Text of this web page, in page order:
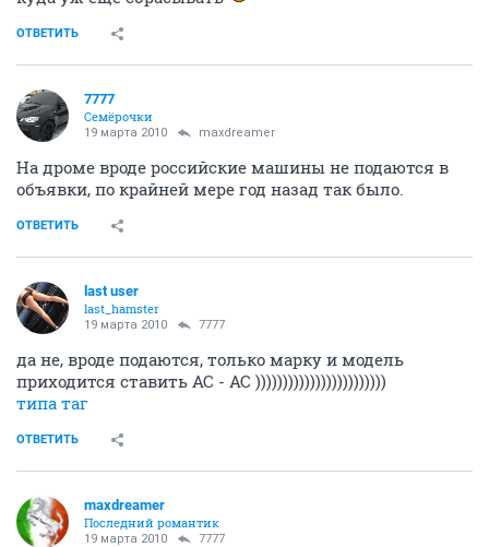
ОТВЕТИТЬ
7777
Семёрочки
19 марта 2010 maxdreamer
На дроме вроде российские машины не подаются в
объявки, по крайней мере год назад так было.
ОТВЕТИТЬ
last user
last_hamster
19 марта 2010 7777
да не, вроде подаются, только марку и модель
приходится ставить АС - АС ))))))))))))))))))))))))
типа таг
ОТВЕТИТЬ
maxdreamer
Последний романтик
19 марта 2010 7777